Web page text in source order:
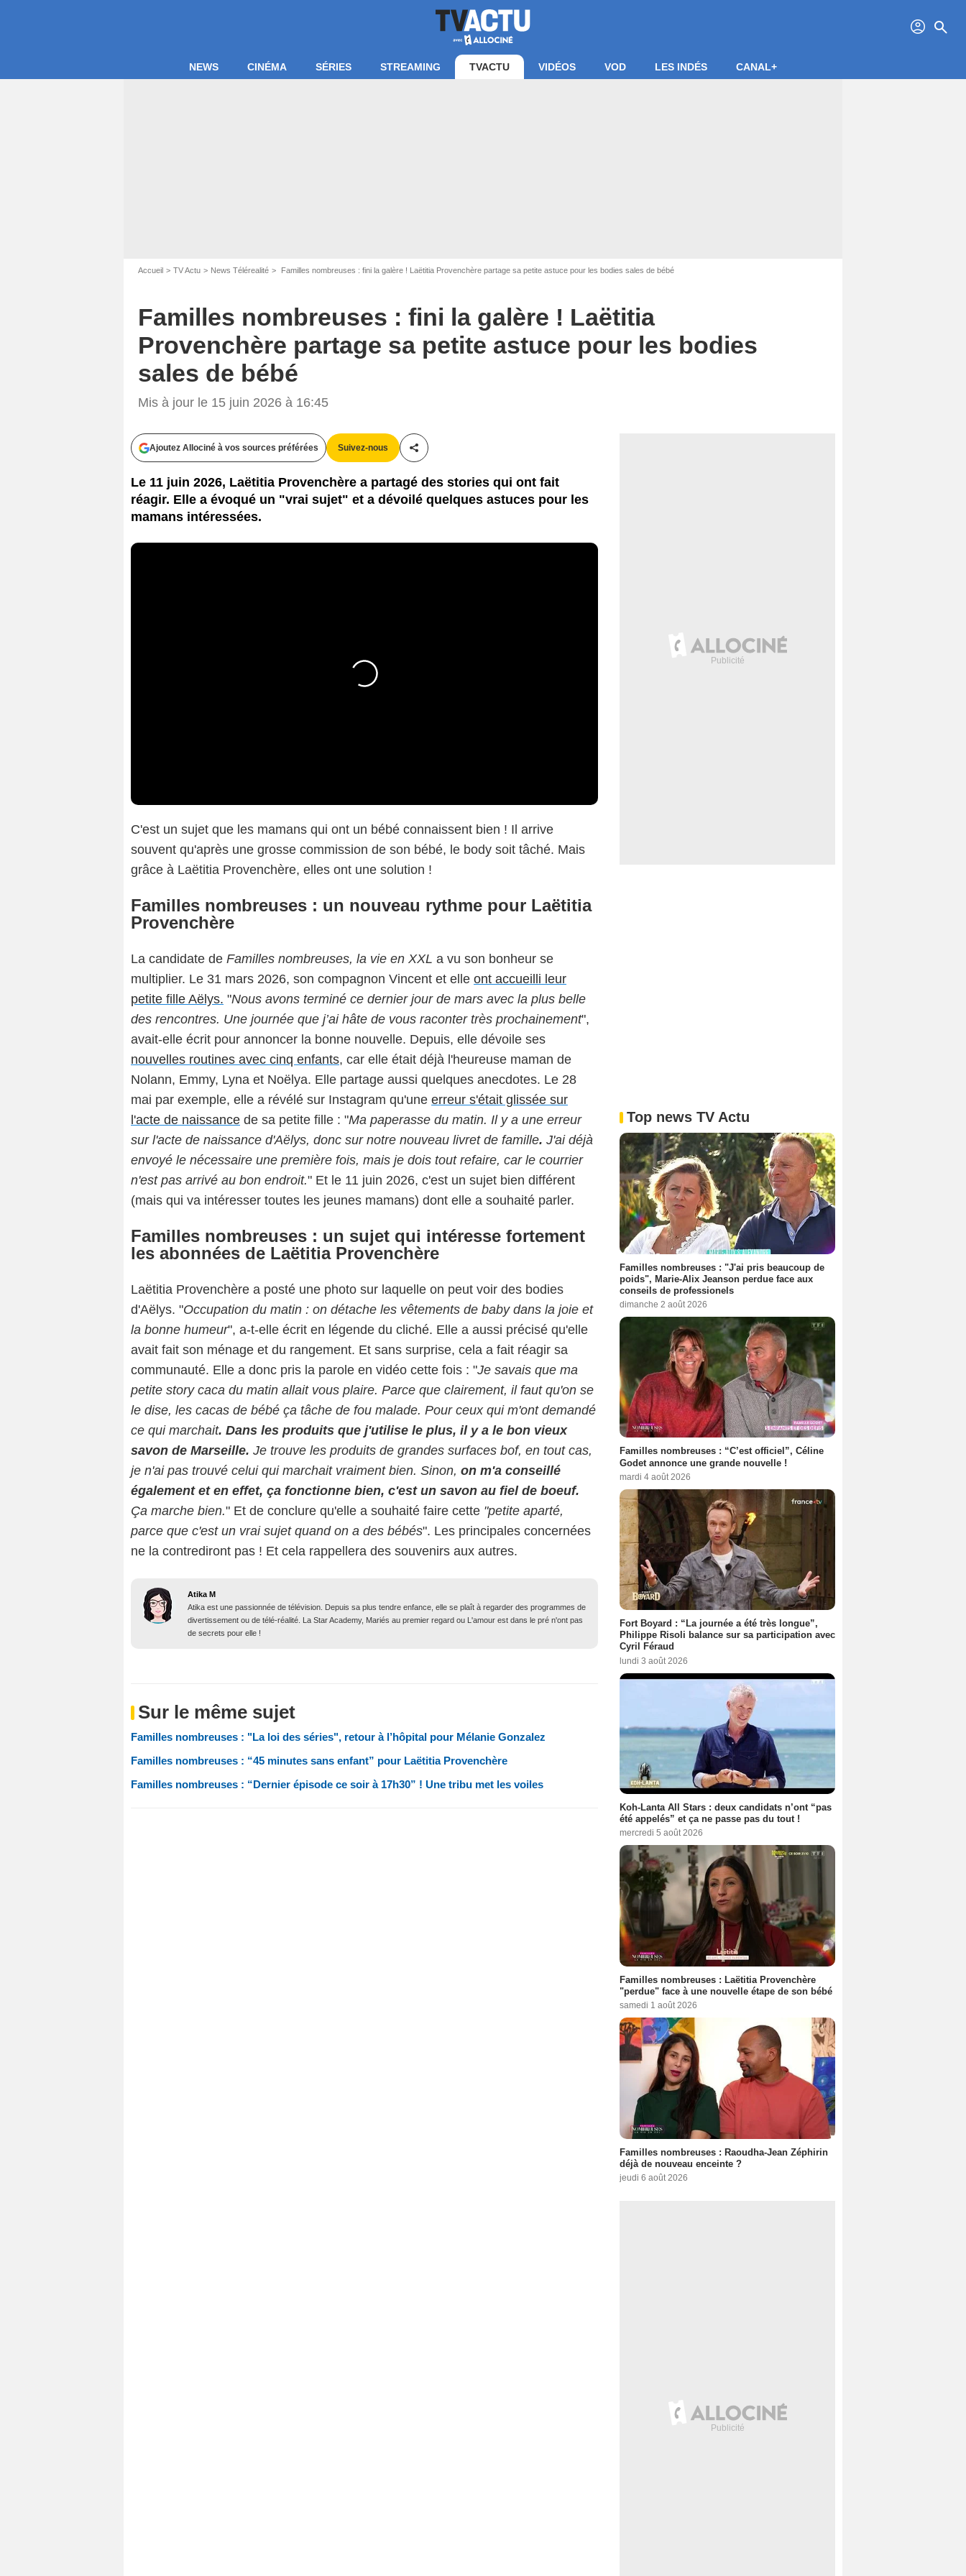
profil search
NEWS CINÉMA SÉRIES STREAMING TVACTU VIDÉOS VOD LES INDÉS CANAL+
Accueil TV Actu News Télérealité Familles nombreuses : fini la galère ! Laëtitia Provenchère partage sa petite astuce pour les bodies sales de bébé
Familles nombreuses : fini la galère ! Laëtitia
Provenchère partage sa petite astuce pour les bodies
sales de bébé
Mis à jour le 15 juin 2026 à 16:45
Ajoutez Allociné à vos sources préférées Suivez-nous
Partager cet article
Le 11 juin 2026, Laëtitia Provenchère a partagé des stories qui ont fait
réagir. Elle a évoqué un "vrai sujet" et a dévoilé quelques astuces pour les
mamans intéressées.
C'est un sujet que les mamans qui ont un bébé connaissent bien ! Il arrive
souvent qu'après une grosse commission de son bébé, le body soit tâché. Mais
grâce à Laëtitia Provenchère, elles ont une solution !
Familles nombreuses : un nouveau rythme pour Laëtitia
Provenchère
La candidate de Familles nombreuses, la vie en XXL a vu son bonheur se
multiplier. Le 31 mars 2026, son compagnon Vincent et elle ont accueilli leur
petite fille Aëlys. "Nous avons terminé ce dernier jour de mars avec la plus belle
des rencontres. Une journée que j’ai hâte de vous raconter très prochainement",
avait-elle écrit pour annoncer la bonne nouvelle. Depuis, elle dévoile ses
nouvelles routines avec cinq enfants, car elle était déjà l'heureuse maman de
Nolann, Emmy, Lyna et Noëlya. Elle partage aussi quelques anecdotes. Le 28
mai par exemple, elle a révélé sur Instagram qu'une erreur s'était glissée sur
l'acte de naissance de sa petite fille : "Ma paperasse du matin. Il y a une erreur
sur l'acte de naissance d'Aëlys, donc sur notre nouveau livret de famille. J'ai déjà
envoyé le nécessaire une première fois, mais je dois tout refaire, car le courrier
n'est pas arrivé au bon endroit." Et le 11 juin 2026, c'est un sujet bien différent
(mais qui va intéresser toutes les jeunes mamans) dont elle a souhaité parler.
Familles nombreuses : un sujet qui intéresse fortement
les abonnées de Laëtitia Provenchère
Laëtitia Provenchère a posté une photo sur laquelle on peut voir des bodies
d'Aëlys. "Occupation du matin : on détache les vêtements de baby dans la joie et
la bonne humeur", a-t-elle écrit en légende du cliché. Elle a aussi précisé qu'elle
avait fait son ménage et du rangement. Et sans surprise, cela a fait réagir sa
communauté. Elle a donc pris la parole en vidéo cette fois : "Je savais que ma
petite story caca du matin allait vous plaire. Parce que clairement, il faut qu'on se
le dise, les cacas de bébé ça tâche de fou malade. Pour ceux qui m'ont demandé
ce qui marchait. Dans les produits que j'utilise le plus, il y a le bon vieux
savon de Marseille. Je trouve les produits de grandes surfaces bof, en tout cas,
je n'ai pas trouvé celui qui marchait vraiment bien. Sinon, on m'a conseillé
également et en effet, ça fonctionne bien, c'est un savon au fiel de boeuf.
Ça marche bien." Et de conclure qu'elle a souhaité faire cette "petite aparté,
parce que c'est un vrai sujet quand on a des bébés". Les principales concernées
ne la contrediront pas ! Et cela rappellera des souvenirs aux autres.
Atika M
Atika est une passionnée de télévision. Depuis sa plus tendre enfance, elle se plaît à regarder des programmes de
divertissement ou de télé-réalité. La Star Academy, Mariés au premier regard ou L'amour est dans le pré n'ont pas
de secrets pour elle !
Sur le même sujet
Familles nombreuses : "La loi des séries", retour à l’hôpital pour Mélanie Gonzalez
Familles nombreuses : “45 minutes sans enfant” pour Laëtitia Provenchère
Familles nombreuses : “Dernier épisode ce soir à 17h30” ! Une tribu met les voiles
Top news TV Actu
Familles nombreuses : "J'ai pris beaucoup de
poids", Marie-Alix Jeanson perdue face aux
conseils de professionels
dimanche 2 août 2026
Familles nombreuses : “C’est officiel”, Céline
Godet annonce une grande nouvelle !
mardi 4 août 2026
Fort Boyard : “La journée a été très longue”,
Philippe Risoli balance sur sa participation avec
Cyril Féraud
lundi 3 août 2026
Koh-Lanta All Stars : deux candidats n’ont “pas
été appelés” et ça ne passe pas du tout !
mercredi 5 août 2026
Familles nombreuses : Laëtitia Provenchère
"perdue" face à une nouvelle étape de son bébé
samedi 1 août 2026
Familles nombreuses : Raoudha-Jean Zéphirin
déjà de nouveau enceinte ?
jeudi 6 août 2026